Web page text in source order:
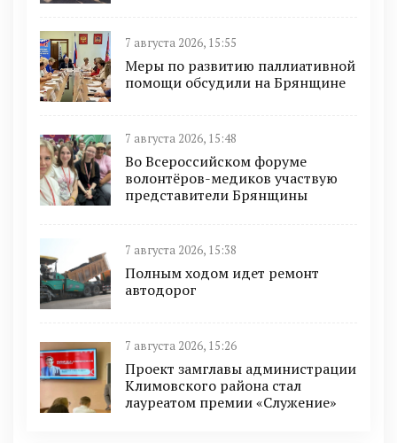
7 августа 2026, 15:55
Меры по развитию паллиативной
помощи обсудили на Брянщине
7 августа 2026, 15:48
Во Всероссийском форуме
волонтёров-медиков участвую
представители Брянщины
7 августа 2026, 15:38
Полным ходом идет ремонт
автодорог
7 августа 2026, 15:26
Проект замглавы администрации
Климовского района стал
лауреатом премии «Служение»